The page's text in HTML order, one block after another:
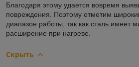
Благодаря этому удается вовремя
повреждения. Поэтому отметим
диапазон работы, так как сталь имеет
расширение при нагреве.
Скрыть